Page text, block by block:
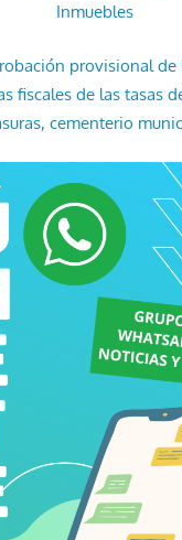
Inmuebles
provisional
fiscales de las tasas
cementerio